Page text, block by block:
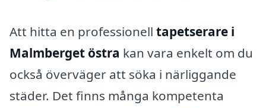
Att hitta en professionell tapetserare i
Malmberget östra kan vara enkelt om du
också överväger att söka i närliggande
städer. Det finns många kompetenta